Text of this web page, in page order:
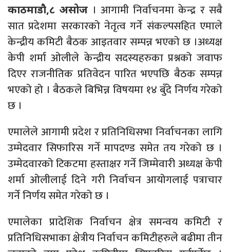
काठमाडौ,८ असोज । आगामी निर्वाचनमा केन्द्र र सबै
सात प्रदेशमा सरकारको नेतृत्व गर्ने संकल्पसहित एमाले
केन्द्रीय कमिटी बैठक आइतवार सम्पन्न भएको छ ।अध्यक्ष
केपी शर्मा ओलीले केन्द्रीय सदस्यहरुका प्रश्नको जवाफ
दिएर राजनीतिक प्रतिवेदन पारित भएपछि बैठक सम्पन्न
भएको हो । बैठकले बिभिन्न विषयमा १४ बुँदे निर्णय गरेको
छ ।
एमालेले आगामी प्रदेश र प्रतिनिधिसभा निर्वाचनका लागि
उम्मेदवार सिफारिस गर्ने मापदण्ड समेत तय गरेको छ ।
उम्मेदवारको टिकटमा हस्ताक्षर गर्ने जिम्मेवारी अध्यक्ष केपी
शर्मा ओलीलाई दिने गरी निर्वाचन आयोगलाई पत्राचार
गर्ने निर्णय समेत गरेको छ ।
एमालेका प्रादेशिक निर्वाचन क्षेत्र समन्वय कमिटी र
प्रतिनिधिसभाका क्षेत्रीय निर्वाचन कमिटीहरुले बढीमा तीन